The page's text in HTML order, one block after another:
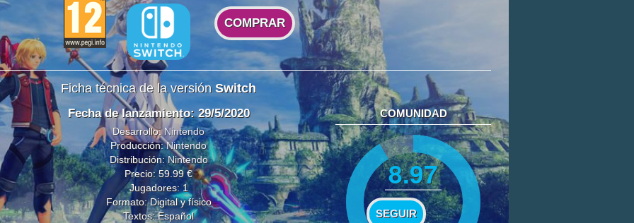
COMPRAR
Ficha técnica de la versión Switch
Fecha de lanzamiento: 29/5/2020
Desarrollo:Nintendo
Producción:Nintendo
Distribución:Nintendo
Precio: 59.99 €
Jugadores: 1
Formato: Digital y físico
Textos: Español
COMUNIDAD
8.97
SEGUIR